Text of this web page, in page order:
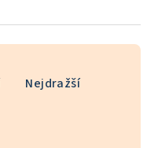
Nejdražší